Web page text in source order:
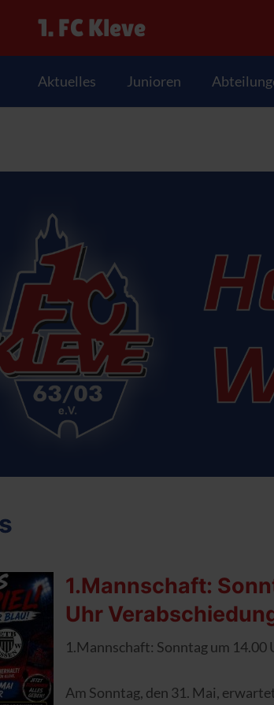
1. FC Kleve
Aktuelles Junioren
1.Mannschaft:
Uhr
1.Mannschaft: Sonntag um 14.00
Am Sonntag, den 31. Mai,